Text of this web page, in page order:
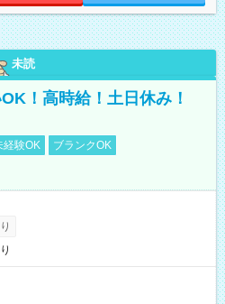
未読
！高時給！土日休み！
経験OK
ブランクOK